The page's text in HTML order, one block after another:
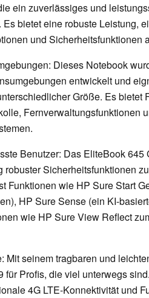
ein zuverlässiges und
bietet eine robuste Leistung,
und Sicherheitsfunktionen
Dieses Notebook
entwickelt und
Größe. Es bietet
Fernverwaltungsfunktionen
Benutzer: Das EliteBook 645
robuster Sicherheitsfunktionen
Funktionen wie HP Sure Start
HP Sure Sense (ein KI-
wie HP Sure View Reflect
Mit seinem tragbaren und
für Profis, die viel unterwegs
4G LTE-Konnektivität und